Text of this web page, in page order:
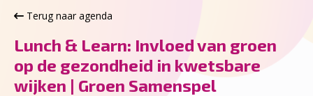
Terug naar agenda
Lunch & Learn: Invloed van groen
op de gezondheid in kwetsbare
wijken | Groen Samenspel